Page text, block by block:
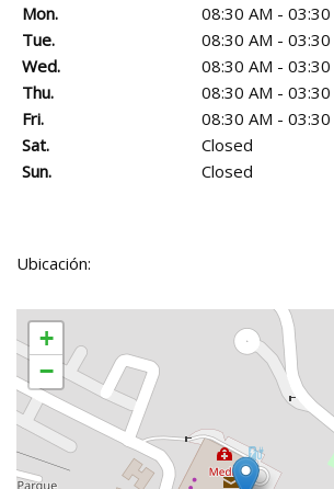
Mon.
08:30 AM - 03:30
Tue.
08:30 AM - 03:30
Wed.
08:30 AM - 03:30
Thu.
08:30 AM - 03:30
Fri.
08:30 AM - 03:30
Sat.
Closed
Sun.
Closed
Ubicación:
+
−